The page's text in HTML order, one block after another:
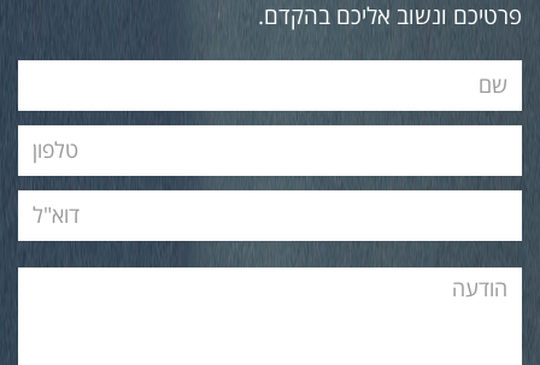
פרטיכם ונשוב אליכם בהקדם.